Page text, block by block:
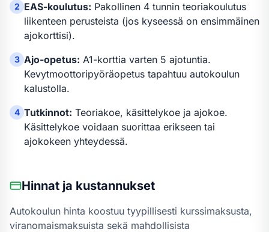
2 EAS-koulutus: Pakollinen 4 tunnin teoriakoulutus
liikenteen perusteista (jos kyseessä on ensimmäinen
ajokorttisi).
3 Ajo-opetus: A1-korttia varten 5 ajotuntia.
Kevytmoottoripyöräopetus tapahtuu autokoulun
kalustolla.
4 Tutkinnot: Teoriakoe, käsittelykoe ja ajokoe.
Käsittelykoe voidaan suorittaa erikseen tai
ajokokeen yhteydessä.
Hinnat ja kustannukset
Autokoulun hinta koostuu tyypillisesti kurssimaksusta,
viranomaismaksuista sekä mahdollisista